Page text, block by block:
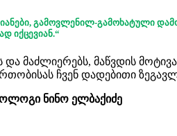
გამოვლენილ-გამოხატული
იქცევიან.“
და მაძლიერებს, მაწვდის
ჩვენ დადებითი
ნინო ელბაქიძე